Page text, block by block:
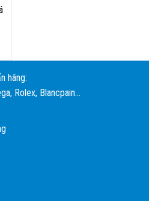
hãng:
Rolex, Blancpain...